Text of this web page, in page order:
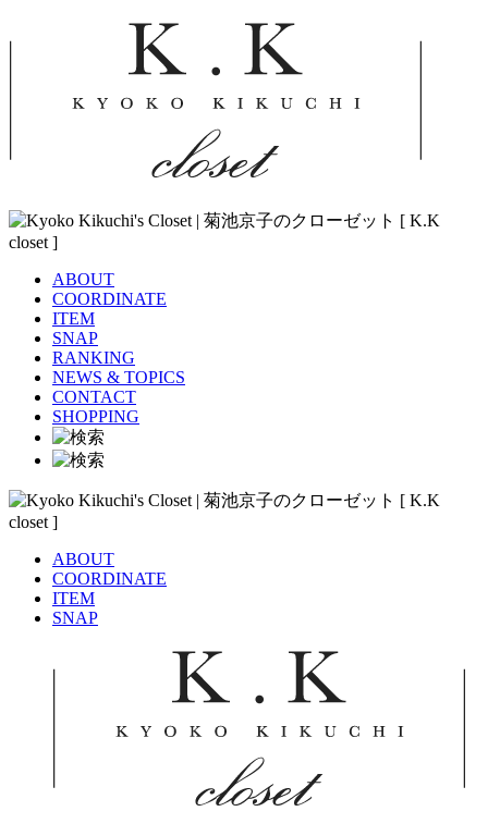
ABOUT
COORDINATE
ITEM
SNAP
RANKING
NEWS & TOPICS
CONTACT
SHOPPING
ABOUT
COORDINATE
ITEM
SNAP